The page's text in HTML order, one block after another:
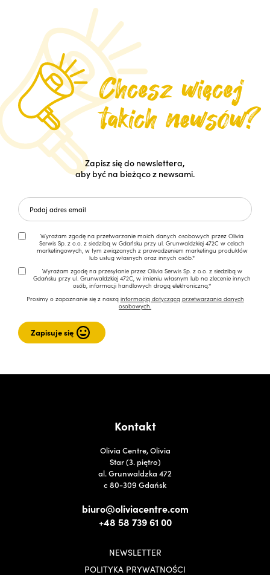
Zapisz się do newslettera,
aby być na bieżąco z newsami.
Wyrażam zgodę na przetwarzanie moich danych osobowych przez Olivia
Serwis Sp. z o.o. z siedzibą w Gdańsku przy ul. Grunwaldzkiej 472C w celach
marketingowych, w tym związanych z prowadzeniem marketingu produktów
lub usług własnych oraz innych osób.*
Wyrażam zgodę na przesyłanie przez Olivia Serwis Sp. z o.o. z siedzibą w
Gdańsku przy ul. Grunwaldzkiej 472C, w imieniu własnym lub na zlecenie innych
osób, informacji handlowych drogą elektroniczną.*
Prosimy o zapoznanie się z naszą informacją dotyczącą przetwarzania danych
osobowych.
Kontakt
Olivia Centre, Olivia
Star (3. piętro)
al. Grunwaldzka 472
c 80-309 Gdańsk
biuro@oliviacentre.com
+48 58 739 61 00
NEWSLETTER
POLITYKA PRYWATNOŚCI